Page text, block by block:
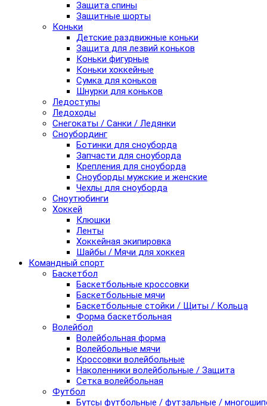
Защита спины
Защитные шорты
Коньки
Детские раздвижные коньки
Защита для лезвий коньков
Коньки фигурные
Коньки хоккейные
Сумка для коньков
Шнурки для коньков
Ледоступы
Ледоходы
Снегокаты / Санки / Ледянки
Сноубординг
Ботинки для сноуборда
Запчасти для сноуборда
Крепления для сноуборда
Сноуборды мужские и женские
Чехлы для сноуборда
Сноутюбинги
Хоккей
Клюшки
Ленты
Хоккейная экипировка
Шайбы / Мячи для хоккея
Командный спорт
Баскетбол
Баскетбольные кроссовки
Баскетбольные мячи
Баскетбольные стойки / Щиты / Кольца
Форма баскетбольная
Волейбол
Волейбольная форма
Волейбольные мячи
Кроссовки волейбольные
Наколенники волейбольные / Защита
Сетка волейбольная
Футбол
Бутсы футбольные / футзальные /